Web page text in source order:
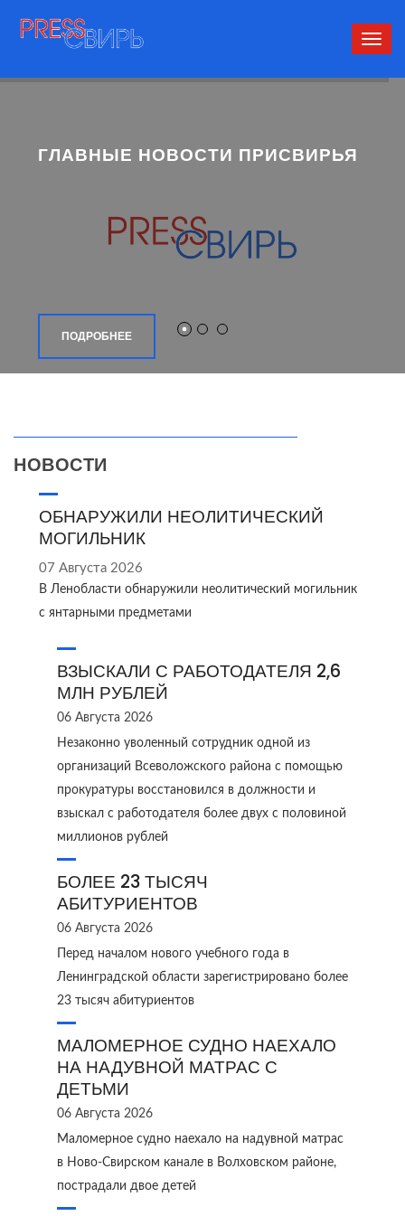
ГЛАВНЫЕ НОВОСТИ ПРИСВИРЬЯ
ПОДРОБНЕЕ
НОВОСТИ
ОБНАРУЖИЛИ НЕОЛИТИЧЕСКИЙ
МОГИЛЬНИК
07 Августа 2026
В Ленобласти обнаружили неолитический могильник
с янтарными предметами
ВЗЫСКАЛИ С РАБОТОДАТЕЛЯ 2,6
МЛН РУБЛЕЙ
06 Августа 2026
Незаконно уволенный сотрудник одной из
организаций Всеволожского района с помощью
прокуратуры восстановился в должности и
взыскал с работодателя более двух с половиной
миллионов рублей
БОЛЕЕ 23 ТЫСЯЧ
АБИТУРИЕНТОВ
06 Августа 2026
Перед началом нового учебного года в
Ленинградской области зарегистрировано более
23 тысяч абитуриентов
МАЛОМЕРНОЕ СУДНО НАЕХАЛО
НА НАДУВНОЙ МАТРАС С
ДЕТЬМИ
06 Августа 2026
Маломерное судно наехало на надувной матрас
в Ново‑Свирском канале в Волховском районе,
пострадали двое детей